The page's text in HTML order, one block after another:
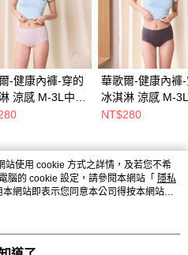
-健康內褲-穿的
涼感 M-3L中高
內褲(草莓粉)
華歌爾-健康內褲
冰淇淋 涼感 M-
腰三角內褲(藍莓
NT$280
使用 cookie 方式之詳情，及若您不希
腦的 cookie 設定，請參閱本網站「 隱私
網站即表示您同意本公司得按本網站使